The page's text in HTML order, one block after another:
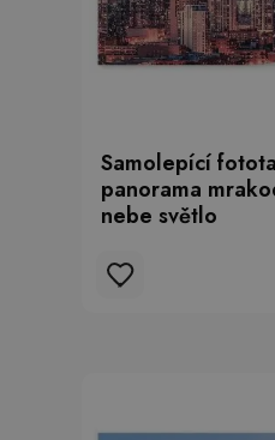
Samolepící
panorama
nebe světlo